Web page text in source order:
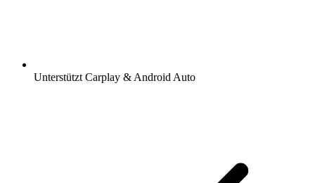
Unterstützt Carplay & Android Auto